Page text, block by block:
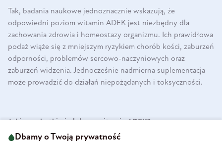
Tak, badania naukowe jednoznacznie wskazują, że
odpowiedni poziom witamin ADEK jest niezbędny dla
zachowania zdrowia i homeostazy organizmu. Ich prawidłowa
podaż wiąże się z mniejszym ryzykiem chorób kości, zaburzeń
odporności, problemów sercowo-naczyniowych oraz
zaburzeń widzenia. Jednocześnie nadmierna suplementacja
może prowadzić do działań niepożądanych i toksyczności.
Jakie są skutki niedoboru witamin ADEK?
Dbamy o Twoją prywatność